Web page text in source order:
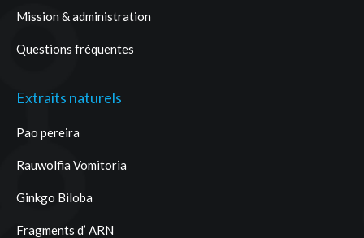
Mission & administration
Questions fréquentes
Extraits naturels
Pao pereira
Rauwolfia Vomitoria
Ginkgo Biloba
Fragments d’ ARN